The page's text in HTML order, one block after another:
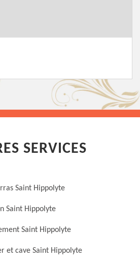
SERVICES
Saint Hippolyte
Saint Hippolyte
Saint Hippolyte
et cave Saint Hippolyte